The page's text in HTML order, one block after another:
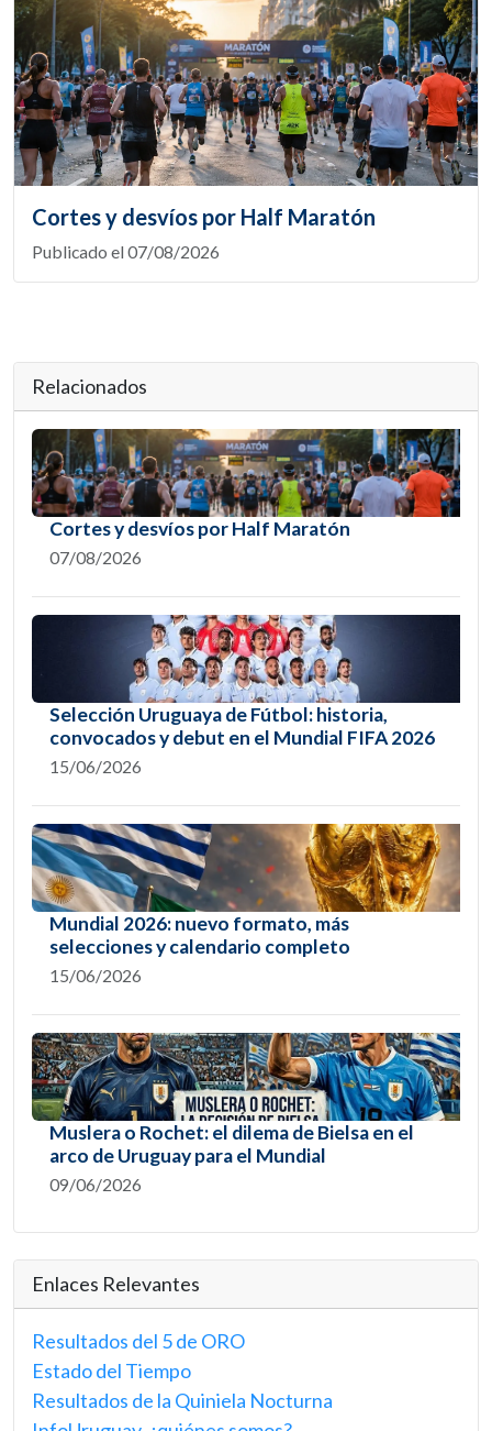
Cortes y desvíos por Half Maratón
Publicado el 07/08/2026
Relacionados
Cortes y desvíos por Half Maratón
07/08/2026
Selección Uruguaya de Fútbol: historia,
convocados y debut en el Mundial FIFA 2026
15/06/2026
Mundial 2026: nuevo formato, más
selecciones y calendario completo
15/06/2026
Muslera o Rochet: el dilema de Bielsa en el
arco de Uruguay para el Mundial
09/06/2026
Enlaces Relevantes
Resultados del 5 de ORO
Estado del Tiempo
Resultados de la Quiniela Nocturna